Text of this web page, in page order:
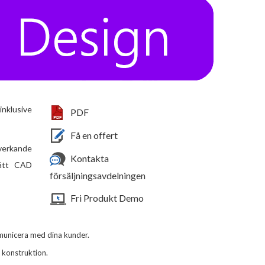
CAD
PDF
Få en offert
Kontakta
försäljningsavdelningen
Fri Produkt Demo
med dina kunder.
konstruktion.